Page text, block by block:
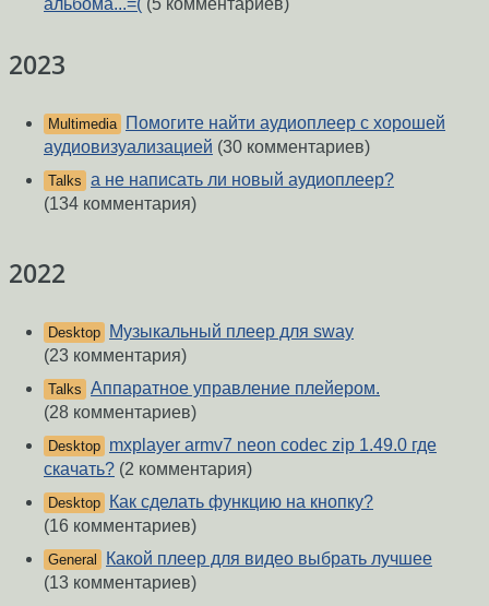
альбома...=( (5 комментариев)
2023
Multimedia
Помогите найти аудиоплеер с хорошей
аудиовизуализацией (30 комментариев)
Talks а не написать ли новый аудиоплеер?
(134 комментария)
2022
Desktop
Музыкальный плеер для sway
(23 комментария)
Talks Аппаратное управление плейером.
(28 комментариев)
Desktop mxplayer armv7 neon codec zip 1.49.0 где
скачать? (2 комментария)
Desktop
Как сделать функцию на кнопку?
(16 комментариев)
General
Какой плеер для видео выбрать лучшее
(13 комментариев)